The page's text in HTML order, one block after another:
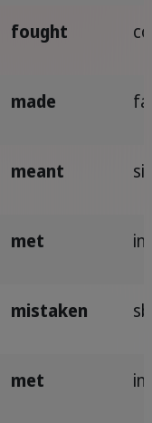
fought
made
meant
met
mistaken
met